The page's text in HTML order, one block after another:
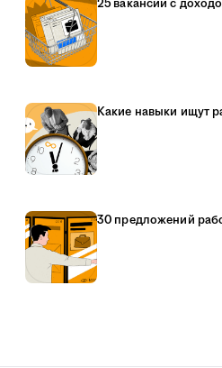
25 вакансий с
Какие навыки ищут
30 предложений